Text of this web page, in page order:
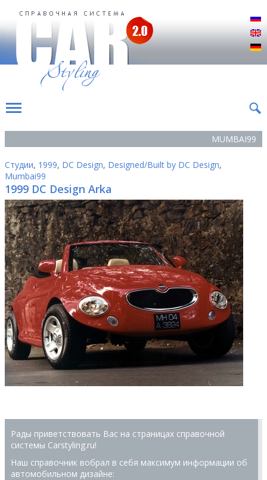
MUMBAI99
Студии, 1999, DC Design, Designed/Built by DC Design,
Mumbai99
1999 DC Design Arka
Рады приветствовать Вас на страницах справочной
системы Сarstyling.ru!
Наш справочник вобрал в себя максимум информации об
автомобильном дизайне: